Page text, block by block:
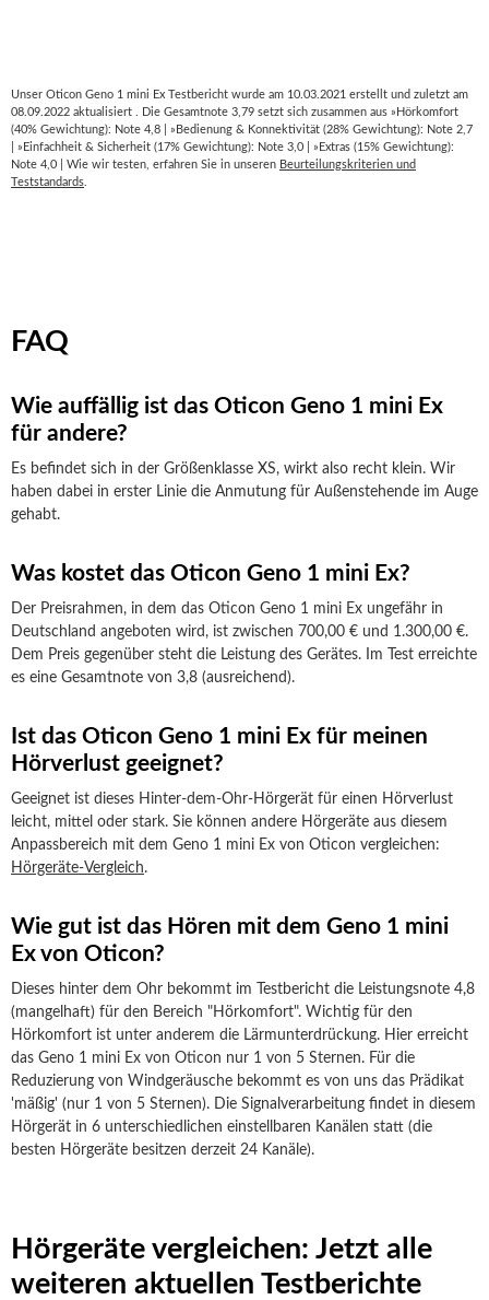
Unser Oticon Geno 1 mini Ex Testbericht wurde am 10.03.2021 erstellt und zuletzt am
08.09.2022 aktualisiert . Die Gesamtnote 3,79 setzt sich zusammen aus »Hörkomfort
(40% Gewichtung): Note 4,8 | »Bedienung & Konnektivität (28% Gewichtung): Note 2,7
| »Einfachheit & Sicherheit (17% Gewichtung): Note 3,0 | »Extras (15% Gewichtung):
Note 4,0 | Wie wir testen, erfahren Sie in unseren Beurteilungskriterien und
Teststandards
FAQ
Wie auffällig ist das Oticon Geno 1 mini Ex
für andere?
Es befindet sich in der Größenklasse XS, wirkt also recht klein. Wir
haben dabei in erster Linie die Anmutung für Außenstehende im Auge
gehabt.
Was kostet das Oticon Geno 1 mini Ex?
Der Preisrahmen, in dem das Oticon Geno 1 mini Ex ungefähr in
Deutschland angeboten wird, ist zwischen 700,00 € und 1.300,00 €.
Dem Preis gegenüber steht die Leistung des Gerätes. Im Test erreichte
es eine Gesamtnote von 3,8 (ausreichend).
Ist das Oticon Geno 1 mini Ex für meinen
Hörverlust geeignet?
Geeignet ist dieses Hinter-dem-Ohr-Hörgerät für einen Hörverlust
leicht, mittel oder stark. Sie können andere Hörgeräte aus diesem
Anpassbereich mit dem Geno 1 mini Ex von Oticon vergleichen:
Hörgeräte-Vergleich.
Wie gut ist das Hören mit dem Geno 1 mini
Ex von Oticon?
Dieses hinter dem Ohr bekommt im Testbericht die Leistungsnote 4,8
(mangelhaft) für den Bereich "Hörkomfort". Wichtig für den
Hörkomfort ist unter anderem die Lärmunterdrückung. Hier erreicht
das Geno 1 mini Ex von Oticon nur 1 von 5 Sternen. Für die
Reduzierung von Windgeräusche bekommt es von uns das Prädikat
'mäßig' (nur 1 von 5 Sternen). Die Signalverarbeitung findet in diesem
Hörgerät in 6 unterschiedlichen einstellbaren Kanälen statt (die
besten Hörgeräte besitzen derzeit 24 Kanäle).
Hörgeräte vergleichen: Jetzt alle
weiteren aktuellen Testberichte